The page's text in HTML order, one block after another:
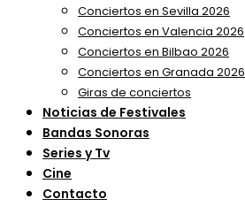
Conciertos en Sevilla 2026
Conciertos en Valencia 2026
Conciertos en Bilbao 2026
Conciertos en Granada 2026
Giras de conciertos
Noticias de Festivales
Bandas Sonoras
Series y Tv
Cine
Contacto